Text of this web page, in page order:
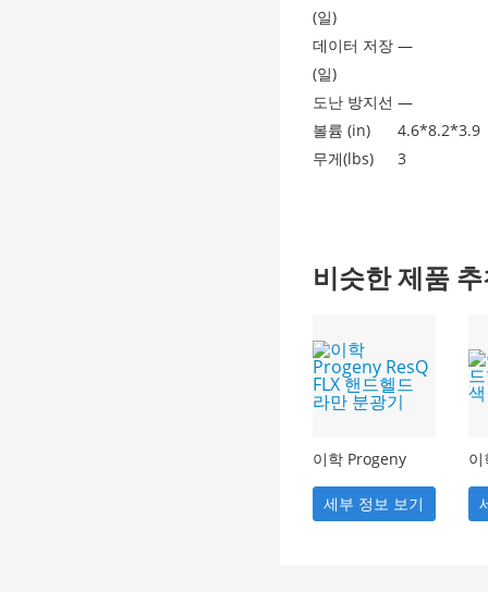
(일)
데이터 저장
(일)
—
도난 방지선 —
볼륨 (in)
4.6*8.2*3.9
무게(lbs)
3
비슷한 제품
이학 Progeny
드 라만 분광기
세부 정보 보기
이
원